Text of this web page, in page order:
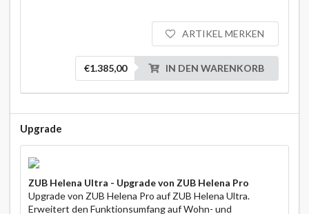
ARTIKEL MERKEN
€1.385,00 IN DEN WARENKORB
Upgrade
ZUB Helena Ultra - Upgrade von ZUB Helena Pro
Upgrade von ZUB Helena Pro auf ZUB Helena Ultra.
Erweitert den Funktionsumfang auf Wohn- und